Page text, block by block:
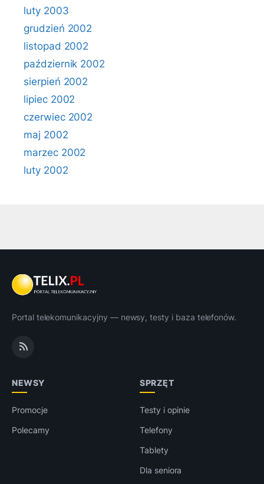
luty 2003
grudzień 2002
listopad 2002
październik 2002
sierpień 2002
lipiec 2002
czerwiec 2002
maj 2002
marzec 2002
luty 2002
Portal telekomunikacyjny — newsy, testy i baza telefonów.
NEWSY
Promocje
Polecamy
SPRZĘT
Testy i opinie
Telefony
Tablety
Dla seniora